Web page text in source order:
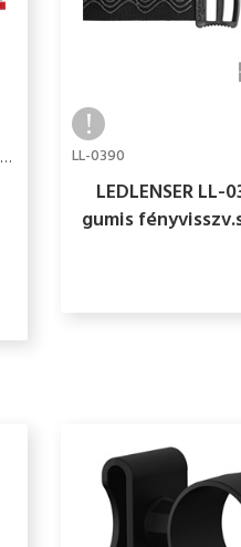
LL-0390
LEDLENSER LL-
gumis